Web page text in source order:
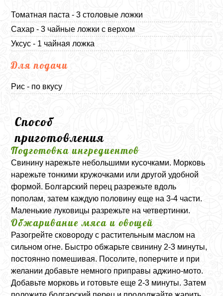
Томатная паста - 3 столовые ложки
Сахар - 3 чайные ложки с верхом
Уксус - 1 чайная ложка
Для подачи
Рис - по вкусу
Способ
приготовления
Подготовка ингредиентов
Свинину нарежьте небольшими кусочками. Морковь
нарежьте тонкими кружочками или другой удобной
формой. Болгарский перец разрежьте вдоль
пополам, затем каждую половину еще на 3-4 части.
Маленькие луковицы разрежьте на четвертинки.
Обжаривание мяса и овощей
Разогрейте сковороду с растительным маслом на
сильном огне. Быстро обжарьте свинину 2-3 минуты,
постоянно помешивая. Посолите, поперчите и при
желании добавьте немного приправы аджино-мото.
Добавьте морковь и готовьте еще 2-3 минуты. Затем